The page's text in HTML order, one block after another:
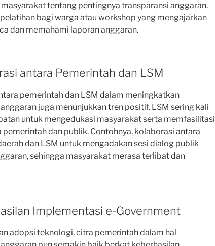
tentang pentingnya transparansi anggaran.
bagi warga atau workshop yang mengajarkan
dan memahami laporan anggaran.
antara Pemerintah dan LSM
pemerintah dan LSM dalam meningkatkan
juga menunjukkan tren positif. LSM sering kali
untuk mengedukasi masyarakat serta memfasilitasi
pemerintah dan publik. Contohnya, kolaborasi antara
dan LSM untuk mengadakan sesi dialog publik
sehingga masyarakat merasa terlibat dan
Implementasi e-Government
adopsi teknologi, citra pemerintah dalam hal